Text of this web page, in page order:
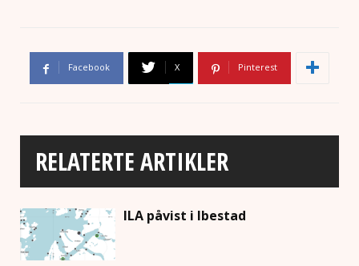
Facebook X Pinterest
RELATERTE ARTIKLER
ILA påvist i Ibestad